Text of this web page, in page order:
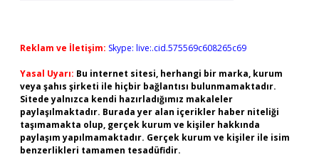
Reklam ve İletişim: Skype: live:.cid.575569c608265c69
Yasal Uyarı: Bu internet sitesi, herhangi bir marka, kurum
veya şahıs şirketi ile hiçbir bağlantısı bulunmamaktadır.
Sitede yalnızca kendi hazırladığımız makaleler
paylaşılmaktadır. Burada yer alan içerikler haber niteliği
taşımamakta olup, gerçek kurum ve kişiler hakkında
paylaşım yapılmamaktadır. Gerçek kurum ve kişiler ile isim
benzerlikleri tamamen tesadüfidir.